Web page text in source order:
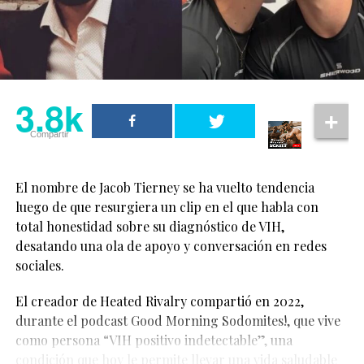
incluidas las parejas y familias LGBT+, que merecen vivir
con seguridad y dignidad.
3.8k
estos personajes
aparentemente
heterosexuales siendo
dos personas queer, y
aun así contar una
cercanía”, comentó.
“Hay algo realmente
especial en eso”, añadió
la actriz.
Las declaraciones de Cynthia Erivo han sido celebradas
El tema no llega solo: “RUNWAY” forma parte del
soundtrack de
The Devil Wears Prada 2, y suena durante
3.8k
Compartir
El nombre de Jacob Tierney se ha vuelto tendencia
luego de que resurgiera un clip en el que habla con
total honestidad sobre su diagnóstico de VIH,
desatando una ola de apoyo y conversación en redes
sociales.
El creador de Heated Rivalry compartió en 2022,
durante el podcast Good Morning Sodomites!, que vive
como persona “VIH positivo indetectable”, una